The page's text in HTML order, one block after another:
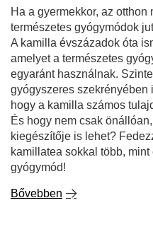
egyaránt használnak.
gyógyszeres szekrényében
hogy a kamilla számos
És hogy nem csak
kiegészítője is lehet?
kamillatea sokkal több,
gyógymód!
Bővebben